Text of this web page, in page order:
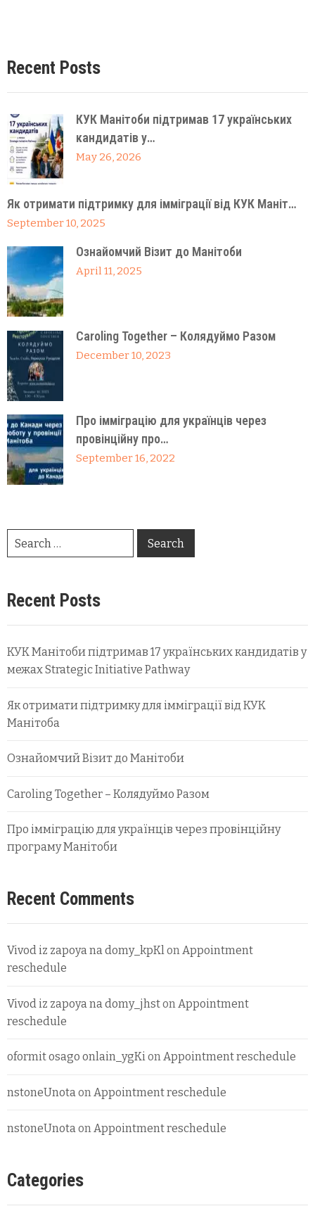
Recent Posts
КУК Манітоби підтримав 17 українських
кандидатів у…
May 26, 2026
Як отримати підтримку для імміграції від КУК Маніт…
September 10, 2025
Ознайомчий Візит до Манітоби
April 11, 2025
Caroling Together – Колядуймо Разом
December 10, 2023
Про імміграцію для українців через
провінційну про…
September 16, 2022
Recent Posts
КУК Манітоби підтримав 17 українських кандидатів у
межах Strategic Initiative Pathway
Як отримати підтримку для імміграції від КУК
Манітоба
Ознайомчий Візит до Манітоби
Caroling Together – Колядуймо Разом
Про імміграцію для українців через провінційну
програму Манітоби
Recent Comments
Vivod iz zapoya na domy_kpKlonAppointment
reschedule
Vivod iz zapoya na domy_jhstonAppointment
reschedule
oformit osago onlain_ygKionAppointment reschedule
nstoneUnotaonAppointment reschedule
nstoneUnota on Appointment reschedule
Categories